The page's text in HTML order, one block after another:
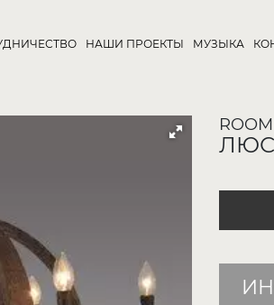
НАШИ ПРОЕКТЫ МУЗЫКА